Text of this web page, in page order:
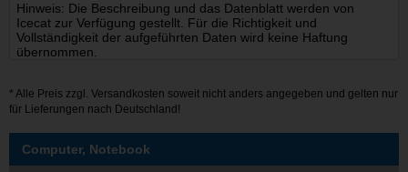
Hinweis: Die Beschreibung und das Datenblatt werden von
Icecat zur Verfügung gestellt. Für die Richtigkeit und
Vollständigkeit der aufgeführten Daten wird keine Haftung
übernommen.
* Alle Preis zzgl. Versandkosten soweit nicht anders angegeben und gelten nur
für Lieferungen nach Deutschland!
Computer, Notebook